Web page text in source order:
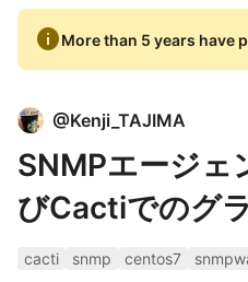
infoMore than 5 years have
@Kenji_TAJIMA
SNMPエージェ
びCactiでのグ
cacti snmp centos7